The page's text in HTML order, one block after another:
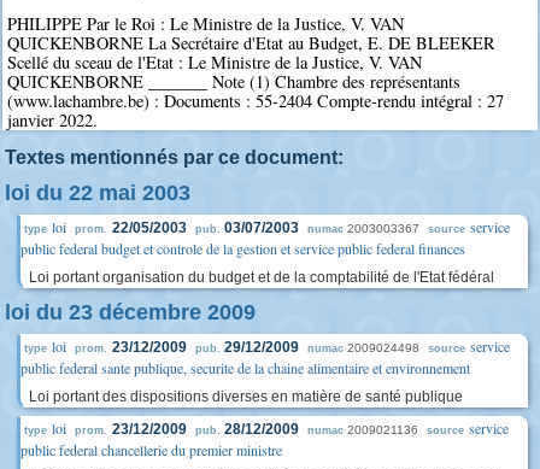
PHILIPPE Par le Roi : Le Ministre de la Justice, V. VAN
QUICKENBORNE La Secrétaire d'Etat au Budget, E. DE BLEEKER
Scellé du sceau de l'Etat : Le Ministre de la Justice, V. VAN
QUICKENBORNE _______ Note (1) Chambre des représentants
(www.lachambre.be) : Documents : 55-2404 Compte-rendu intégral : 27
janvier 2022.
Textes mentionnés par ce document:
loi du 22 mai 2003
type loi prom. 22/05/2003 pub. 03/07/2003 numac 2003003367 source service
public federal budget et controle de la gestion et service public federal finances
Loi portant organisation du budget et de la comptabilité de l'Etat fédéral
loi du 23 décembre 2009
type loi prom. 23/12/2009 pub. 29/12/2009 numac 2009024498 source service
public federal sante publique, securite de la chaine alimentaire et environnement
Loi portant des dispositions diverses en matière de santé publique
type loi prom. 23/12/2009 pub. 28/12/2009 numac 2009021136 source service
public federal chancellerie du premier ministre